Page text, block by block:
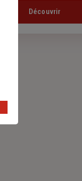
Découvrir